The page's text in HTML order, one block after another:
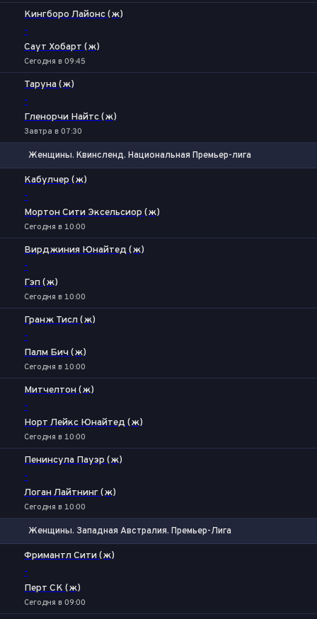
Кингборо Лайонс (ж)
-
Саут Хобарт (ж)
Сегодня в 09:45
Таруна (ж)
-
Гленорчи Найтс (ж)
Завтра в 07:30
Женщины. Квинсленд. Национальная Премьер-лига
Кабулчер (ж)
-
Мортон Сити Эксельсиор (ж)
Сегодня в 10:00
Вирджиния Юнайтед (ж)
-
Гэп (ж)
Сегодня в 10:00
Гранж Тисл (ж)
-
Палм Бич (ж)
Сегодня в 10:00
Митчелтон (ж)
-
Норт Лейкс Юнайтед (ж)
Сегодня в 10:00
Пенинсула Пауэр (ж)
-
Логан Лайтнинг (ж)
Сегодня в 10:00
Женщины. Западная Австралия. Премьер-Лига
Фримантл Сити (ж)
-
Перт СК (ж)
Сегодня в 09:00